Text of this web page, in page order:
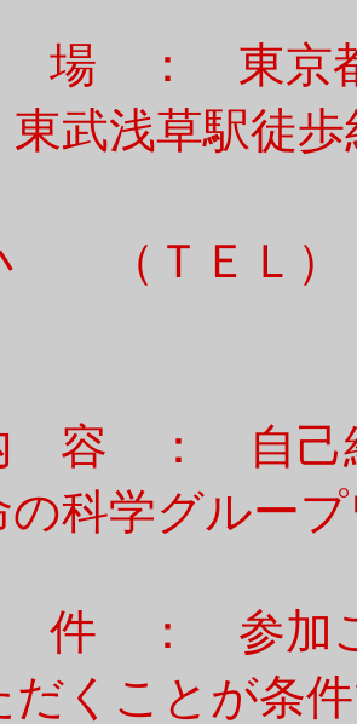
： 東京都台
東武浅草駅徒
（ＴＥＬ）
： 自己紹
の科学グルー
： 参加ご
だくことが条